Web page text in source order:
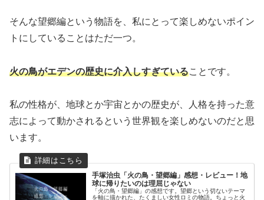
そんな望郷編という物語を、私にとって楽しめないポイン
トにしていることはただ一つ。
火の鳥がエデンの歴史に介入しすぎていることです。
私の性格が、地球とか宇宙とかの歴史が、人格を持った意
志によって動かされるという世界観を楽しめないのだと思
います。
手塚治虫「火の鳥・望郷編」感想・レビュー！地
球に帰りたいのは理屈じゃない
「火の鳥・望郷編」の感想です。望郷という切ないテーマ
を軸に描かれた、たくましい女性ロミの物語。ちょっと火